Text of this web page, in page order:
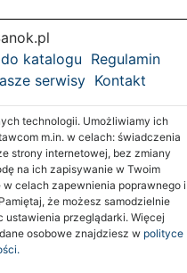
katalogu Regulamin
serwisy Kontakt
technologii. Umożliwiamy ich
m.in. w celach: świadczenia
strony internetowej, bez zmiany
na ich zapisywanie w Twoim
celach zapewnienia poprawnego i
że możesz samodzielnie
przeglądarki. Więcej
osobowe znajdziesz w polityce